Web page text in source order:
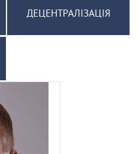
ДЕЦЕНТРАЛІЗАЦІЯ